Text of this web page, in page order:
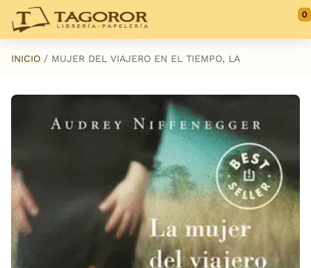
Saltar al contenido principal
0
INICIO MUJER DEL VIAJERO EN EL TIEMPO, LA